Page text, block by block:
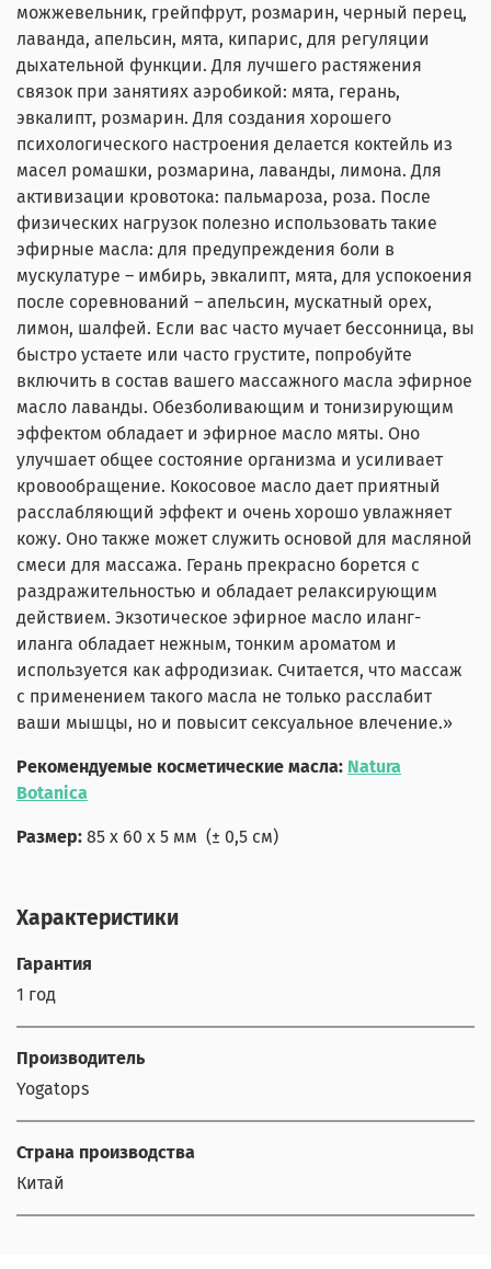
можжевельник, грейпфрут, розмарин, черный перец,
лаванда, апельсин, мята, кипарис, для регуляции
дыхательной функции. Для лучшего растяжения
связок при занятиях аэробикой: мята, герань,
эвкалипт, розмарин. Для создания хорошего
психологического настроения делается коктейль из
масел ромашки, розмарина, лаванды, лимона. Для
активизации кровотока: пальмароза, роза. После
физических нагрузок полезно использовать такие
эфирные масла: для предупреждения боли в
мускулатуре – имбирь, эвкалипт, мята, для успокоения
после соревнований – апельсин, мускатный орех,
лимон, шалфей. Если вас часто мучает бессонница, вы
быстро устаете или часто грустите, попробуйте
включить в состав вашего массажного масла эфирное
масло лаванды. Обезболивающим и тонизирующим
эффектом обладает и эфирное масло мяты. Оно
улучшает общее состояние организма и усиливает
кровообращение. Кокосовое масло дает приятный
расслабляющий эффект и очень хорошо увлажняет
кожу. Оно также может служить основой для масляной
смеси для массажа. Герань прекрасно борется с
раздражительностью и обладает релаксирующим
действием. Экзотическое эфирное масло иланг-
иланга обладает нежным, тонким ароматом и
используется как афродизиак. Считается, что массаж
с применением такого масла не только расслабит
ваши мышцы, но и повысит сексуальное влечение.»
Рекомендуемые косметические масла: Natura
Botanica
Размер: 85 x 60 x 5 мм (± 0,5 см)
Характеристики
Гарантия
1 год
Производитель
Yogatops
Страна производства
Китай